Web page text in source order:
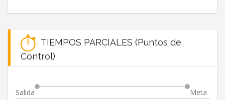
TIEMPOS PARCIALES (Puntos de
Control)
Salida Meta